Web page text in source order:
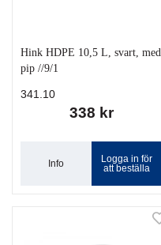
Hink HDPE 10,5 L, svart, med
pip //9/1
341.10
338 kr
Info
Logga in för
att beställa